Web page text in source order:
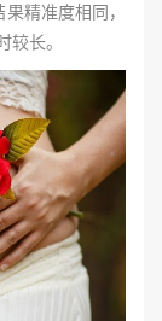
精准度相同，
长。